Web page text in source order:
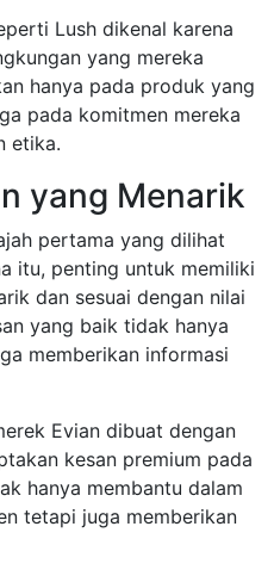
Lush dikenal karena
yang mereka
hanya pada produk yang
pada komitmen mereka
etika.
yang Menarik
pertama yang dilihat
itu, penting untuk memiliki
dan sesuai dengan nilai
yang baik tidak hanya
memberikan informasi
Evian dibuat dengan
kesan premium pada
hanya membantu dalam
tetapi juga memberikan